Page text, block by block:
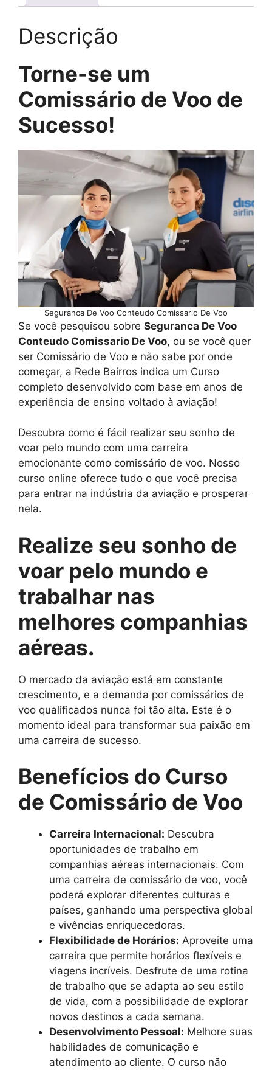
Descrição
Torne-se um
Comissário de Voo de
Sucesso!
Seguranca De Voo Conteudo Comissario De Voo
Se você pesquisou sobre Seguranca De Voo
Conteudo Comissario De Voo, ou se você quer
ser Comissário de Voo e não sabe por onde
começar, a Rede Bairros indica um Curso
completo desenvolvido com base em anos de
experiência de ensino voltado à aviação!
Descubra como é fácil realizar seu sonho de
voar pelo mundo com uma carreira
emocionante como comissário de voo. Nosso
curso online oferece tudo o que você precisa
para entrar na indústria da aviação e prosperar
nela.
Realize seu sonho de
voar pelo mundo e
trabalhar nas
melhores companhias
aéreas.
O mercado da aviação está em constante
crescimento, e a demanda por comissários de
voo qualificados nunca foi tão alta. Este é o
momento ideal para transformar sua paixão em
uma carreira de sucesso.
Benefícios do Curso
de Comissário de Voo
Carreira Internacional: Descubra
oportunidades de trabalho em
companhias aéreas internacionais. Com
uma carreira de comissário de voo, você
poderá explorar diferentes culturas e
países, ganhando uma perspectiva global
e vivências enriquecedoras.
Flexibilidade de Horários: Aproveite uma
carreira que permite horários flexíveis e
viagens incríveis. Desfrute de uma rotina
de trabalho que se adapta ao seu estilo
de vida, com a possibilidade de explorar
novos destinos a cada semana.
Desenvolvimento Pessoal: Melhore suas
habilidades de comunicação e
atendimento ao cliente. O curso não